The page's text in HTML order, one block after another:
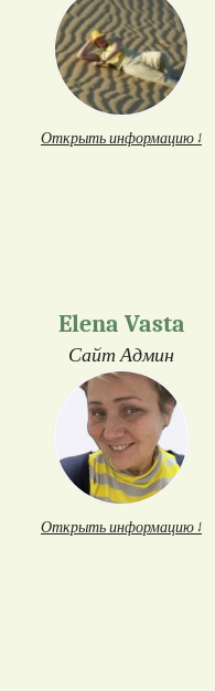
Открыть информацию ↓
Elena Vasta
Сайт Админ
Открыть информацию ↓